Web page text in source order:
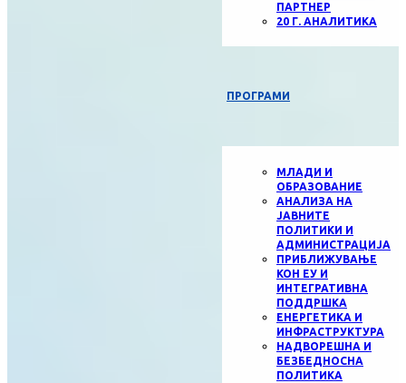
ПАРТНЕР
20 Г. АНАЛИТИКА
ПРОГРАМИ
МЛАДИ И
ОБРАЗОВАНИЕ
АНАЛИЗА НА
ЈАВНИТЕ
ПОЛИТИКИ И
АДМИНИСТРАЦИЈА
ПРИБЛИЖУВАЊЕ
КОН ЕУ И
ИНТЕГРАТИВНА
ПОДДРШКА
ЕНЕРГЕТИКА И
ИНФРАСТРУКТУРА
НАДВОРЕШНА И
БЕЗБЕДНОСНА
ПОЛИТИКА